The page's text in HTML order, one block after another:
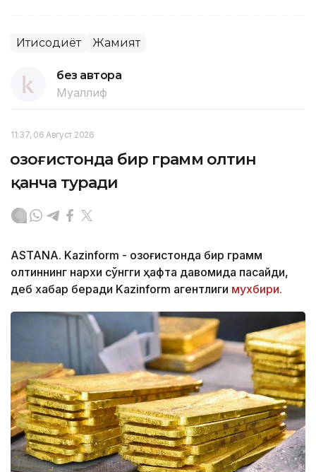
Иқтисодиёт Жамият
без автора
Муаллиф
11:37, 06 Август 2026
Қозоғистонда бир грамм олтин
қанча туради
ASTANA. Kazinform - Қозоғистонда бир грамм
олтиннинг нархи сўнгги ҳафта давомида пасайди,
деб хабар беради Kazinform агентлиги мухбири.